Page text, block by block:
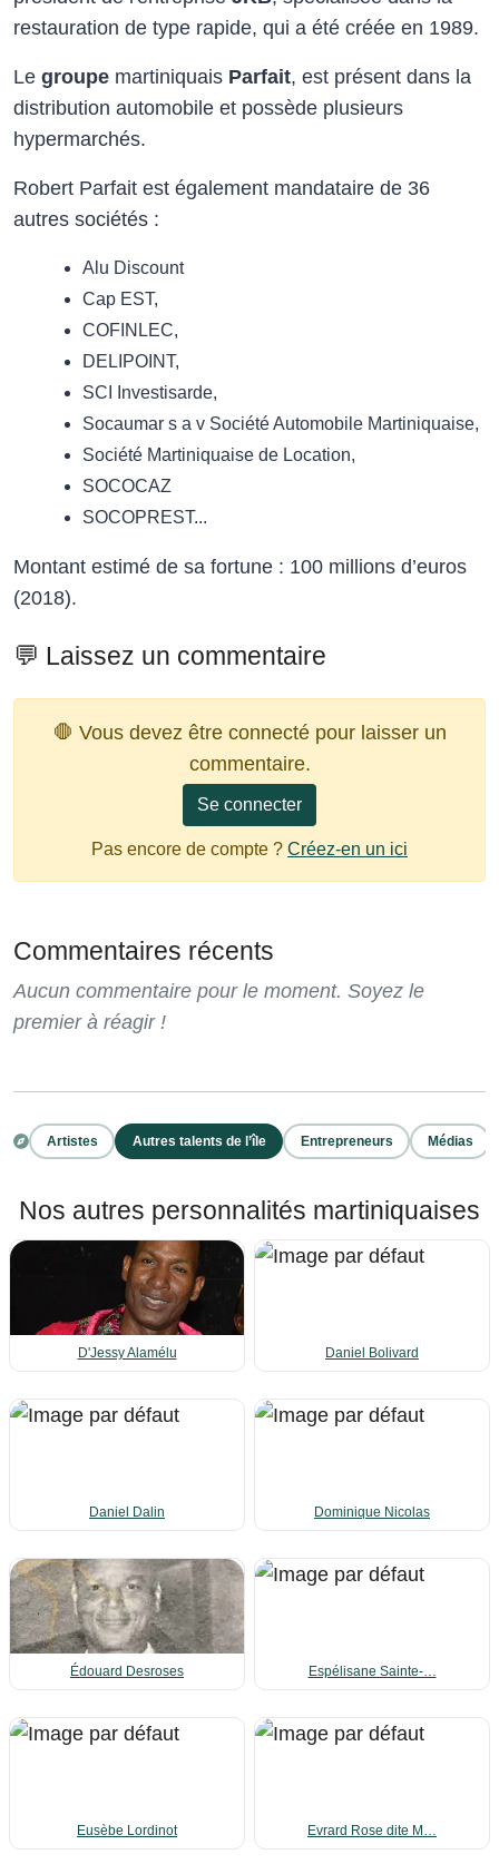
restauration de type rapide, qui a été créée en 1989.
Le groupe martiniquais Parfait, est présent dans la
distribution automobile et possède plusieurs
hypermarchés.
Robert Parfait est également mandataire de 36
autres sociétés :
Alu Discount
Cap EST,
COFINLEC,
DELIPOINT,
SCI Investisarde,
Socaumar s a v Société Automobile Martiniquaise,
Société Martiniquaise de Location,
SOCOCAZ
SOCOPREST...
Montant estimé de sa fortune : 100 millions d’euros
(2018).
💬 Laissez un commentaire
🛑 Vous devez être connecté pour laisser un
commentaire.
Se connecter
Pas encore de compte ? Créez-en un ici
Commentaires récents
Aucun commentaire pour le moment. Soyez le
premier à réagir !
Artistes Autres talents de l’île Entrepreneurs Médias
Nos autres personnalités martiniquaises
D'Jessy Alamélu Daniel Bolivard
Daniel Dalin Dominique Nicolas
Édouard Desroses Espélisane Sainte-…
Eusèbe Lordinot Evrard Rose dite M…